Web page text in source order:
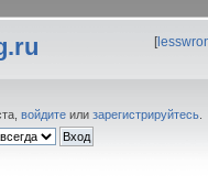
[
войдите или зарегистрируйтесь